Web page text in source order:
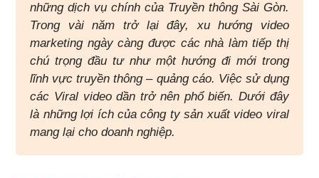
những dịch vụ chính của Truyền thông Sài Gòn.
Trong vài năm trở lại đây, xu hướng video
marketing ngày càng được các nhà làm tiếp thị
chú trọng đầu tư như một hướng đi mới trong
lĩnh vực truyền thông – quảng cáo. Việc sử dụng
các Viral video dần trở nên phổ biến. Dưới đây
là những lợi ích của công ty sản xuất video viral
mang lại cho doanh nghiệp.